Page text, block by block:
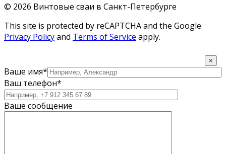
© 2026 Винтовые сваи в Санкт-Петербурге
This site is protected by reCAPTCHA and the Google
Privacy Policyand Terms of Service apply.
×
Ваше имя*
Ваш телефон*
Ваше сообщение